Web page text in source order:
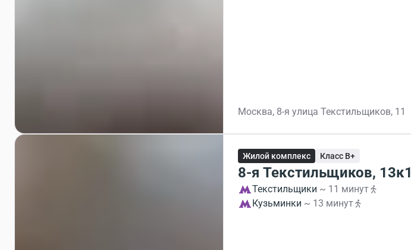
Москва, 8-я улица Текстильщиков, 11
Жилой комплекс Класс B+
8-я Текстильщиков, 13к1
Текстильщики ~ 11 минут
Кузьминки ~ 13 минут